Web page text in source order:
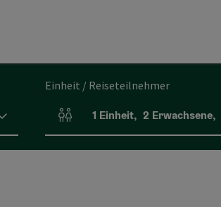
Einheit / Reiseteilnehmer
Einheitenanzahl und
1 Einheit, 2 Erwachsene,